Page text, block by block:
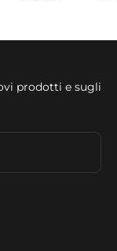
prodotti e sugli